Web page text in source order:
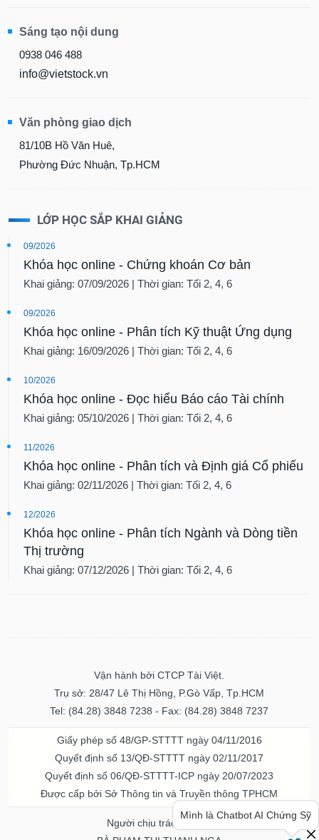
Sáng tạo nội dung
0938 046 488
info@vietstock.vn
Văn phòng giao dịch
81/10B Hồ Văn Huê,
Phường Đức Nhuận, Tp.HCM
LỚP HỌC SẮP KHAI GIẢNG
09/2026
Khóa học online - Chứng khoán Cơ bản
Khai giảng: 07/09/2026 | Thời gian: Tối 2, 4, 6
09/2026
Khóa học online - Phân tích Kỹ thuật Ứng dụng
Khai giảng: 16/09/2026 | Thời gian: Tối 2, 4, 6
10/2026
Khóa học online - Đọc hiểu Báo cáo Tài chính
Khai giảng: 05/10/2026 | Thời gian: Tối 2, 4, 6
11/2026
Khóa học online - Phân tích và Định giá Cổ phiếu
Khai giảng: 02/11/2026 | Thời gian: Tối 2, 4, 6
12/2026
Khóa học online - Phân tích Ngành và Dòng tiền
Thị trường
Khai giảng: 07/12/2026 | Thời gian: Tối 2, 4, 6
Vận hành bởi CTCP Tài Việt.
Trụ sở: 28/47 Lê Thị Hồng, P.Gò Vấp, Tp.HCM
Tel: (84.28) 3848 7238 - Fax: (84.28) 3848 7237
Giấy phép số 48/GP-STTTT ngày 04/11/2016
Quyết định số 13/QĐ-STTTT ngày 02/11/2017
Quyết định số 06/QĐ-STTTT-ICP ngày 20/07/2023
Được cấp bởi Sở Thông tin và Truyền thông TPHCM
Người chịu trách nhiệm
hay lời khuyên về chứng khoán?
Hãy hỏi mình nhé!